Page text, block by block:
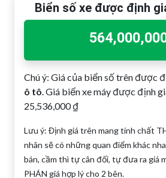
Biển số xe được định
Chú ý: Giá của biển số trên được
ô tô. Giá biển xe máy được định
25,536,000 ₫
Lưu ý: Định giá trên mang tính chất
nhân sẽ có những quan điểm khác
bán, cầm thì tự cân đối, tự đưa ra giá
PHÁN giá hợp lý cho 2 bên.